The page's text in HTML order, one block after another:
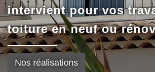
intervient pour vos
toiture en neuf ou
Nos réalisations